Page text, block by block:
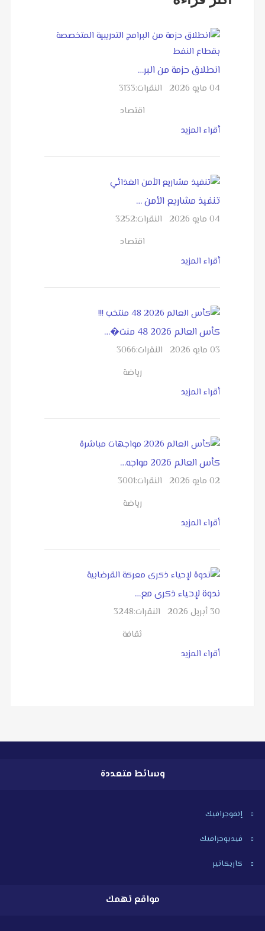
انطلاق حزمة من البر…
04 مايو 2026 النقرات:3133
اقتصاد
أقراء المزيد
تنفيذ مشاريع الأمن …
04 مايو 2026 النقرات:3252
اقتصاد
أقراء المزيد
كأس العالم 2026 48 منت�…
03 مايو 2026 النقرات:3066
رياضة
أقراء المزيد
كأس العالم 2026 مواجه…
02 مايو 2026 النقرات:3001
رياضة
أقراء المزيد
ندوة لإحياء ذكرى مع…
30 أبريل 2026 النقرات:3248
ثقافة
أقراء المزيد
وسائط متعددة
إنفوجرافيك
فيديوجرافيك
كاريكاتير
مواقع تهمك